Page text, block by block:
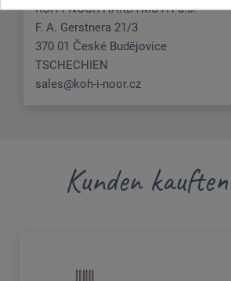
KOH-I-NOOR HARDTMUTH a.s.
F. A. Gerstnera 21/3
370 01 České Budějovice
TSCHECHIEN
sales@koh-i-noor.cz
Kunden